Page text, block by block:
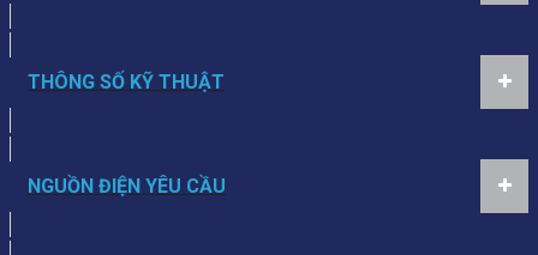
THÔNG SỐ KỸ THUẬT
NGUỒN ĐIỆN YÊU CẦU